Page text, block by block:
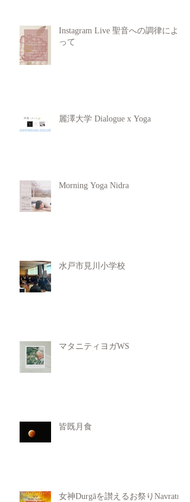
Instagram Live 聖音への調律によ
って
麗澤大学 Dialogue x Yoga
Morning Yoga Nidra
水戸市見川小学校
マタニティヨガWS
皆既月食
女神Durgāを讃えるお祭りNavratri